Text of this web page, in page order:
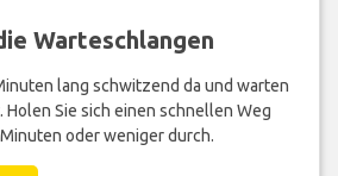
Warteschlangen
lang schwitzend da und warten
Holen Sie sich einen schnellen Weg
oder weniger durch.